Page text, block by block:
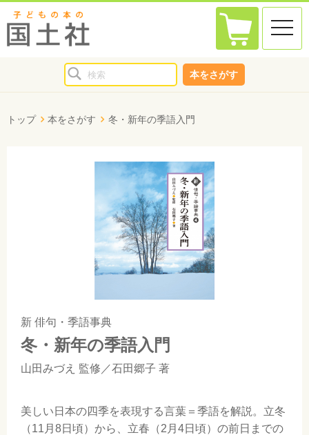
toggle
本をさがす
トップ 本をさがす 冬・新年の季語入門
新 俳句・季語事典
冬・新年の季語入門
山田みづえ 監修／石田郷子 著
美しい日本の四季を表現する言葉＝季語を解説。立冬
（11月8日頃）から、立春（2月4日頃）の前日までの